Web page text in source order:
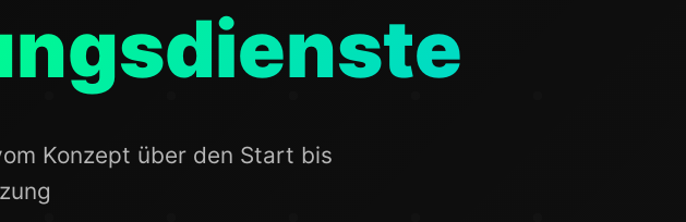
Konzept über den Start bis